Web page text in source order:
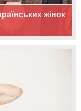
жінок